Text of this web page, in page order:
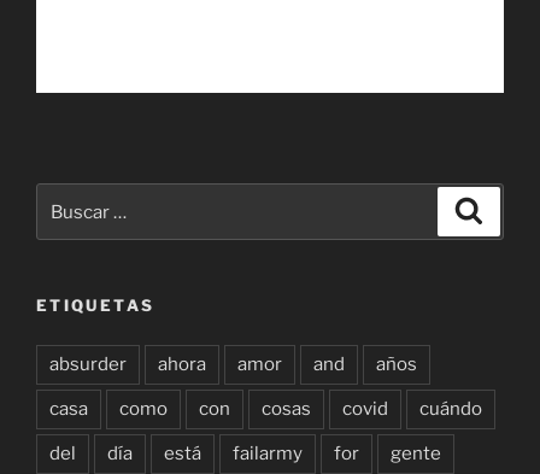
ETIQUETAS
absurder ahora amor and años
casa como con cosas covid cuándo
del día está failarmy for gente